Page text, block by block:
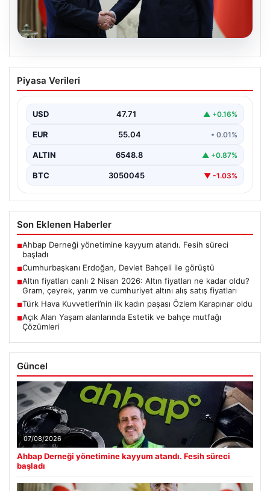
06.08.2026
Cumhurbaşkanı Erdoğan, Devlet
Bahçeli ile görüştü
Piyasa Verileri
USD 47.71 ▲ +0.16%
EUR 55.04 • 0.01%
ALTIN 6548.8 ▲ +0.87%
BTC 3050045 ▼ -1.03%
Son Eklenen Haberler
■Ahbap Derneği yönetimine kayyum atandı. Fesih süreci
başladı
■Cumhurbaşkanı Erdoğan, Devlet Bahçeli ile görüştü
■Altın fiyatları canlı 2 Nisan 2026: Altın fiyatları ne kadar oldu?
Gram, çeyrek, yarım ve cumhuriyet altını alış satış fiyatları
■Türk Hava Kuvvetleri’nin ilk kadın paşası Özlem Karapınar oldu
■Açık Alan Yaşam alanlarında Estetik ve bahçe mutfağı
Çözümleri
Güncel
07/08/2026
Ahbap Derneği yönetimine kayyum atandı. Fesih süreci
başladı